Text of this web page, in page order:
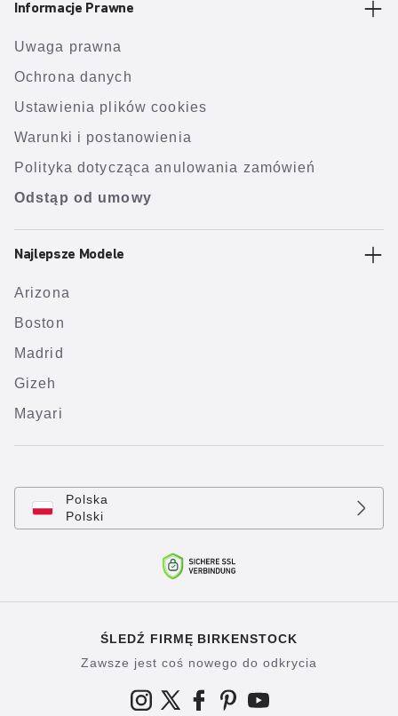
Informacje Prawne
Uwaga prawna
Ochrona danych
Ustawienia plików cookies
Warunki i postanowienia
Polityka dotycząca anulowania zamówień
Odstąp od umowy
Najlepsze Modele
Arizona
Boston
Madrid
Gizeh
Mayari
Polska
Polski
ŚLEDŹ FIRMĘ BIRKENSTOCK
Zawsze jest coś nowego do odkrycia